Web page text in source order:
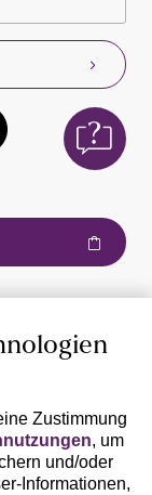
Zustimmung
, um
und/oder
Informationen,